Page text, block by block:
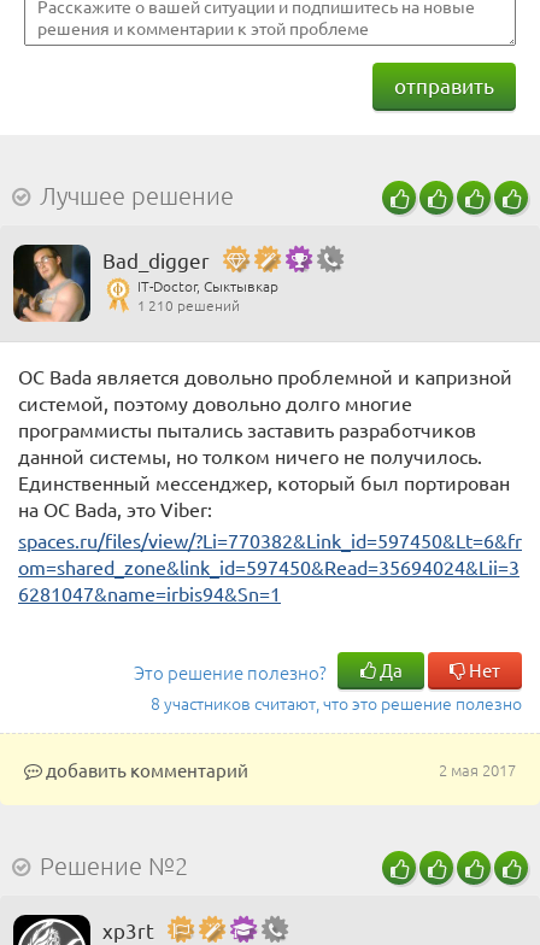
отправить
Лучшее решение
Bad_digger
IT-Doctor, Сыктывкар
1 210 решений
ОС Bada является довольно проблемной и капризной
системой, поэтому довольно долго многие
программисты пытались заставить разработчиков
данной системы, но толком ничего не получилось.
Единственный мессенджер, который был портирован
на ОС Bada, это Viber:
spaces.ru/files/view/?Li=770382&Link_id=597450&Lt=6&fr
om=shared_zone&link_id=597450&Read=35694024&Lii=3
6281047&name=irbis94&Sn=1
Это решение полезно? Да Нет
8 участников считают, что это решение полезно
2 мая 2017
добавить комментарий
Решение №2
xp3rt